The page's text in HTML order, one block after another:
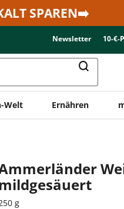
SPAREN➡️
Newsletter 10-€-
Welt Ernähren
g